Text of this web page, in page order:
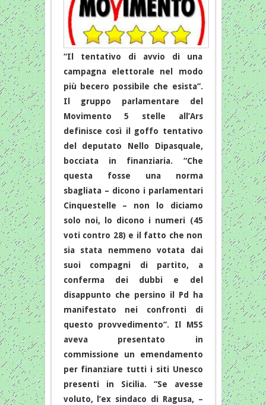
“Il tentativo di avvio di una
campagna elettorale nel modo
più becero possibile che esista”.
Il gruppo parlamentare del
Movimento 5 stelle all’Ars
definisce così il goffo tentativo
del deputato Nello Dipasquale,
bocciata in finanziaria. “Che
questa fosse una norma
sbagliata – dicono i parlamentari
Cinquestelle – non lo diciamo
solo noi, lo dicono i numeri (45
voti contro 28) e il fatto che non
sia stata nemmeno votata dai
suoi compagni di partito, a
conferma dei dubbi e del
disappunto che persino il Pd ha
manifestato nei confronti di
questo provvedimento”. Il M5S
aveva presentato in
commissione un emendamento
per finanziare tutti i siti Unesco
presenti in Sicilia. “Se avesse
voluto, l’ex sindaco di Ragusa, –